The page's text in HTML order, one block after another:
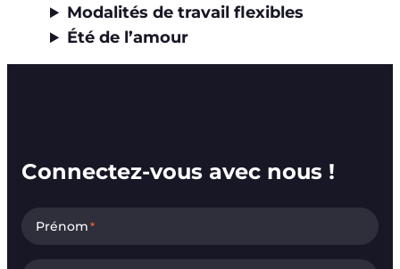
Modalités de travail flexibles
Été de l’amour
Connectez-vous avec nous !
Prénom*